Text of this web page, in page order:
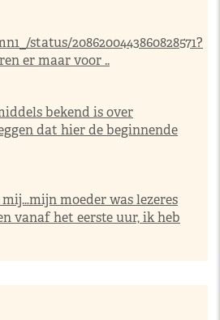
status/2086200443860828571?
er maar voor ..
bekend is over
dat hier de beginnende
moeder was lezeres
vanaf het eerste uur, ik heb